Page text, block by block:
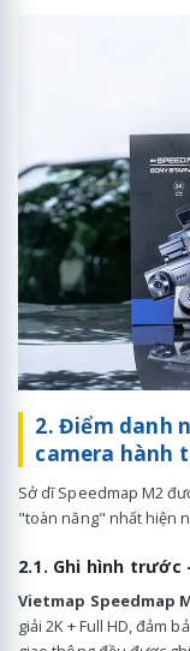
2. Điểm danh
camera hành
Sở dĩ Speedmap M2
"toàn năng" nhất hiện
2.1. Ghi hình trước
Vietmap Speedmap
giải 2K + Full HD, đảm